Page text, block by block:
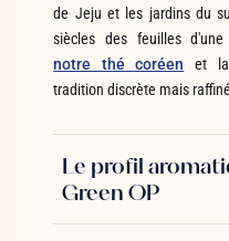
de Jeju et les jardins du
siècles des feuilles d'une
notre thé coréen et
tradition discrète mais
Le profil
Green OP